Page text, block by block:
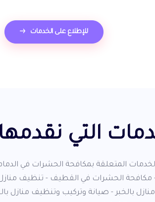
للإطلاع على الخدمات
التي
الخدمات المتعلقة بمكافحة الحشرات في
مكافحة الحشرات في القطيف - تنظيف منازل
بالخبر - صيانة وتركيب وتنظيف منازل